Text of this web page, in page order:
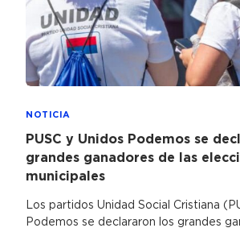
NOTICIA
PUSC y Unidos Podemos se
grandes ganadores de las
municipales
Los partidos Unidad Social Cristiana
Podemos se declararon los grandes